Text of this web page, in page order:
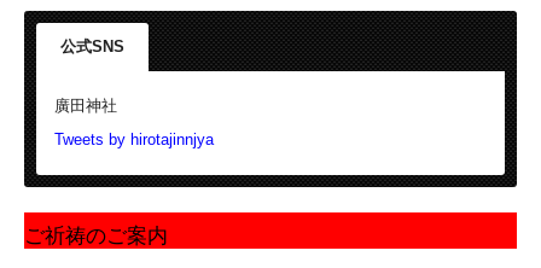
公式SNS
廣田神社
Tweets by hirotajinnjya
ご祈祷のご案内